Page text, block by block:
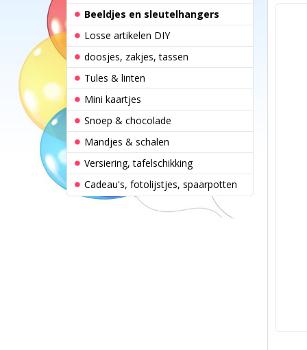
Beeldjes en sleutelhangers
Losse artikelen DIY
doosjes, zakjes, tassen
Tules & linten
Mini kaartjes
Snoep & chocolade
Mandjes & schalen
Versiering, tafelschikking
Cadeau's, fotolijstjes, spaarpotten